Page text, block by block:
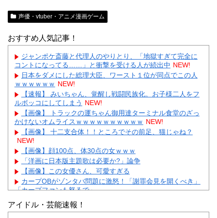
声優・vtuber・アニメ漫画ゲーム
おすすめ人気記事！
ジャンポケ斎藤と代理人のやりとり、「地獄すぎて完全に
コントになってる……」と衝撃を受ける人が続出中 NEW!
日本をダメにした総理大臣、ワースト１位が同点でこの人
ｗｗｗｗｗｗ NEW!
【速報】 みいちゃん、覚醒し戦闘民族化。お子様二人をフ
ルボッコにしてしまう NEW!
【画像】 トラックの運ちゃん御用達ターミナル食堂のざっ
かけないオムライスｗｗｗｗｗｗｗｗｗｗ NEW!
【画像】 十二支合体！！ところでその前足、猫じゃね？
NEW!
【画像】顔100点、体30点の女ｗｗｗ
「洋画に日本版主題歌は必要か?」論争
【画像】この女優さん、可愛すぎる
カープOBがゾンタバ問題に激怒！「謝罪会見を開くべき」
「カープファンも怒るで」
【画像】顔100点、体30点の女ｗｗｗ
アイドル・芸能速報！